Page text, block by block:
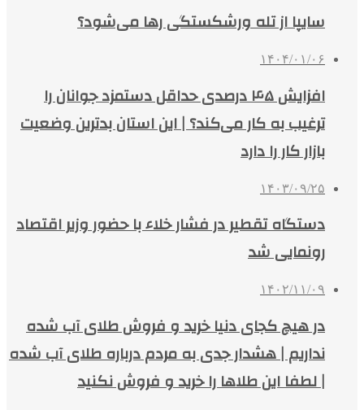
سایپا از تله ورشکستگی رها می‌شود؟
۱۴۰۴/۰۱/۰۶
افزایش ۴۵ درصدی حداقل دستمزد جوانان را
ترغیب به کار می‌کند؟ | این استان بدترین وضعیت
بازار کار را دارد
۱۴۰۳/۰۹/۲۵
دستگاه تقطیر در فشار خلاء با حضور وزیر اقتصاد
رونمایی شد
۱۴۰۲/۱۱/۰۹
در هیچ کجای دنیا خرید و فروش طلای آب شده
نداریم | هشدار جدی به مردم درباره طلای آب شده
| لطفا این طلاها را خرید و فروش نکنید